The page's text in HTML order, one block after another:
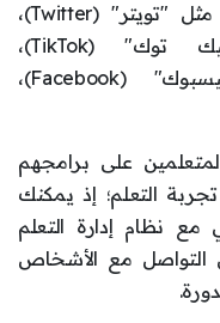
برامج التواصل الاجتماعي الشهيرة مثل "تويتر" (Twitter)،
و"إنستغرام" (Instagram)، و"تيك توك" (TikTok)،
و"بينتيريست" (Pinterest)، و"فيسبوك" (Facebook)،
على برامجهم
التعلم؛ إذ يمكنك
مع نظام إدارة التعلم
التواصل مع الأشخاص